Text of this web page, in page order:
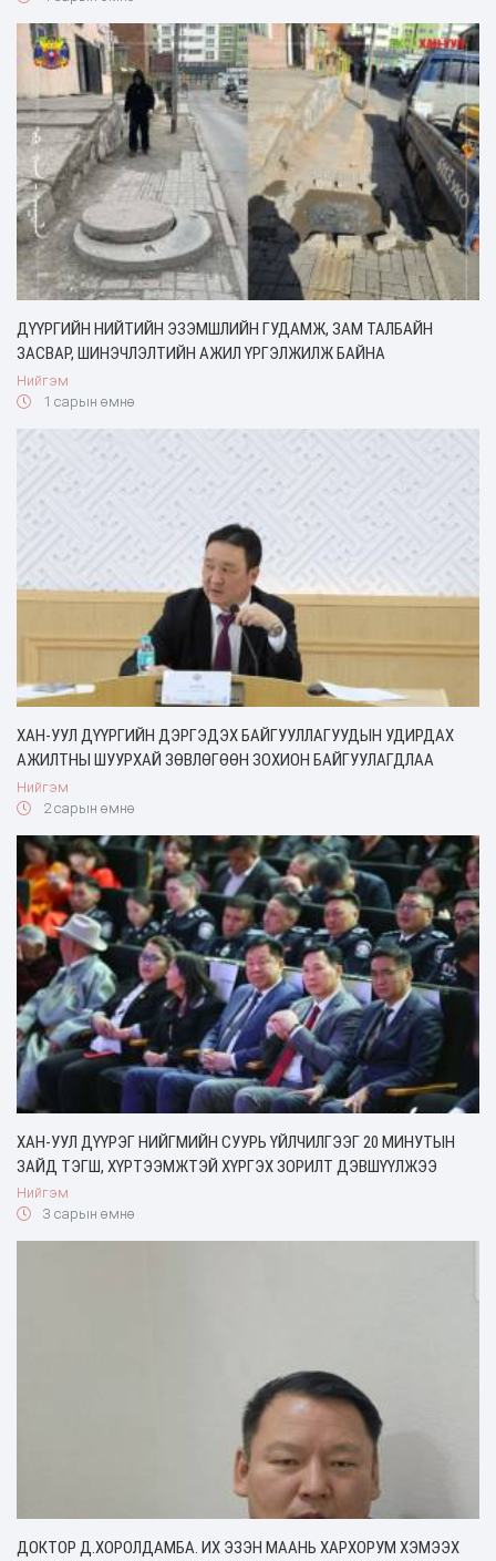
ДҮҮРГИЙН НИЙТИЙН ЭЗЭМШЛИЙН ГУДАМЖ, ЗАМ ТАЛБАЙН
ЗАСВАР, ШИНЭЧЛЭЛТИЙН АЖИЛ ҮРГЭЛЖИЛЖ БАЙНА
Нийгэм
1 сарын өмнө
ХАН-УУЛ ДҮҮРГИЙН ДЭРГЭДЭХ БАЙГУУЛЛАГУУДЫН УДИРДАХ
АЖИЛТНЫ ШУУРХАЙ ЗӨВЛӨГӨӨН ЗОХИОН БАЙГУУЛАГДЛАА
Нийгэм
2 сарын өмнө
ХАН-УУЛ ДҮҮРЭГ НИЙГМИЙН СУУРЬ ҮЙЛЧИЛГЭЭГ 20 МИНУТЫН
ЗАЙД ТЭГШ, ХҮРТЭЭМЖТЭЙ ХҮРГЭХ ЗОРИЛТ ДЭВШҮҮЛЖЭЭ
Нийгэм
3 сарын өмнө
ДОКТОР Д.ХОРОЛДАМБА. ИХ ЭЗЭН МААНЬ ХАРХОРУМ ХЭМЭЭХ